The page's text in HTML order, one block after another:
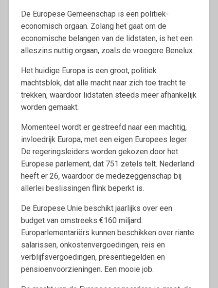
De Europese Gemeenschap is een politiek-
economisch orgaan. Zolang het gaat om de
economische belangen van de lidstaten, is het een
alleszins nuttig orgaan, zoals de vroegere Benelux.
Het huidige Europa is een groot, politiek
machtsblok, dat alle macht naar zich toe tracht te
trekken, waardoor lidstaten steeds meer afhankelijk
worden gemaakt.
Momenteel wordt er gestreefd naar een machtig,
invloedrijk Europa, met een eigen Europees leger.
De regeringsleiders worden gekozen door het
Europese parlement, dat 751 zetels telt. Nederland
heeft er 26, waardoor de medezeggenschap bij
allerlei beslissingen flink beperkt is.
De Europese Unie beschikt jaarlijks over een
budget van omstreeks €160 miljard.
Europarlementariërs kunnen beschikken over riante
salarissen, onkostenvergoedingen, reis en
verblijfsvergoedingen, presentiegelden en
pensioenvoorzieningen. Een mooie job.